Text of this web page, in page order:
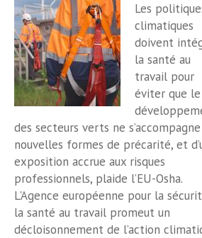
Les
climatiques
doivent
la santé au
travail pour
éviter que le
des secteurs verts ne
nouvelles formes de précarité, et
exposition accrue aux risques
professionnels, plaide l’EU-Osha.
L'Agence européenne pour la
la santé au travail promeut un
décloisonnement de l’action